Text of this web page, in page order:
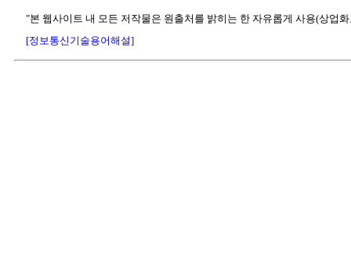
"본 웹사이트 내 모든 저작물은 원출처를 밝히는 한 자유롭게 사용(상업
[정보통신기술용어해설]